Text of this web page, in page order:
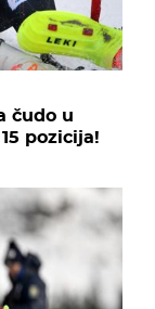
čudo u
pozicija!